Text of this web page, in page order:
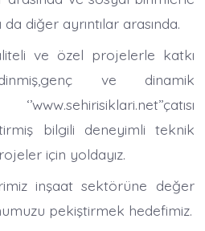
diğer ayrıntılar arasında.
ve özel projelerle katkı
ve dinamik
bilgili deneyimli teknik
için yoldayız.
inşaat sektörüne değer
pekiştirmek hedefimiz.